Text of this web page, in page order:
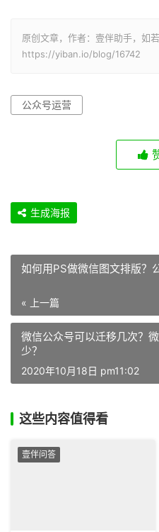
原创文章，作者：壹伴助手，如
https://yiban.io/blog/16742
公众号运营
生成海报
如何用PS做微信图文排版？
« 上一篇
微信公众号可以迁移几次？
少？
2020年10月18日 pm11:02
这些内容值得看
壹伴问答